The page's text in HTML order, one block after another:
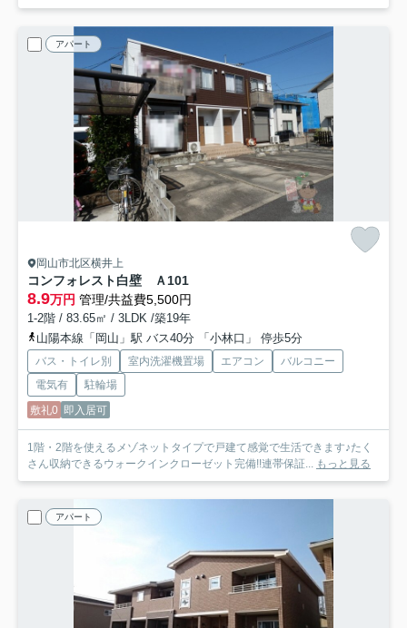
アパート
岡山市北区横井上
コンフォレスト白壁 Ａ101
8.9万円 管理/共益費5,500円
1-2階 / 83.65㎡ / 3LDK /築19年
山陽本線「岡山」駅 バス40分 「小林口」 停歩5分
バス・トイレ別 室内洗濯機置場 エアコン
バルコニー
電気有
駐輪場
敷礼0 即入居可
1階・2階を使えるメゾネットタイプで戸建て感覚で生活できます♪たく
さん収納できるウォークインクローゼット完備!!連帯保証... もっと見る
アパート